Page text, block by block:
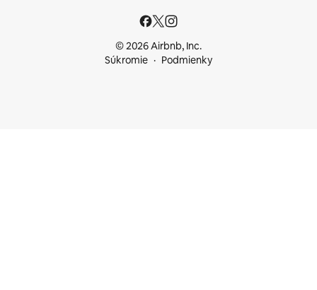
© 2026 Airbnb, Inc.
Súkromie
Podmienky